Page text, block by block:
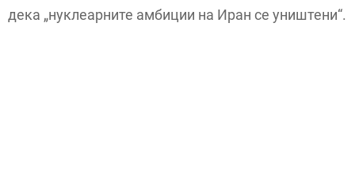
дека „нуклеарните амбиции на Иран се уништени“.